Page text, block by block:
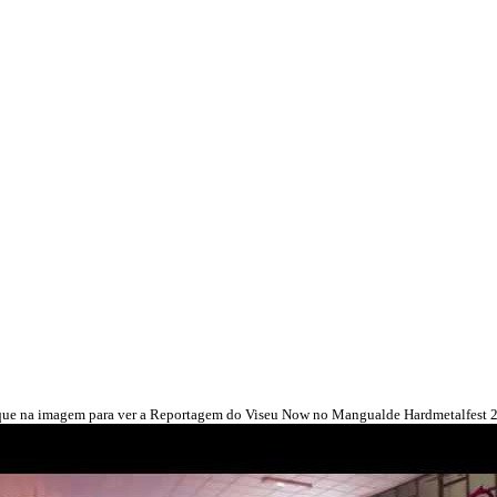
na imagem para ver a Reportagem do Viseu Now no Mangualde Hardmetalfest